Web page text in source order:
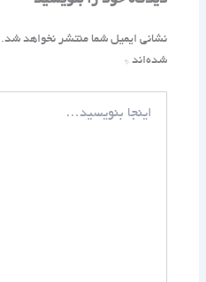
نشانی ایمیل شما منتشر نخواهد شد.
شده‌اند*
بنویسید…